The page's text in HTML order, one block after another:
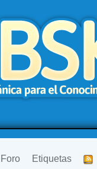
Foro Etiquetas